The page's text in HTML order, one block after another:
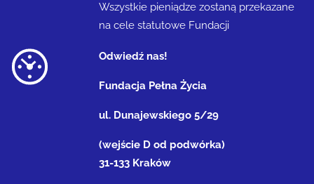
Wszystkie pieniądze zostaną przekazane
na cele statutowe Fundacji
Odwiedź nas!
Fundacja Pełna Życia
ul. Dunajewskiego 5/29
(wejście D od podwórka)
31-133 Kraków